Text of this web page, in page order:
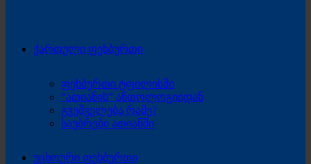
ქართული ფეხბურთი
ფეხბურთი ტფილისში
“ათიანის” ანთოლოგიიდან
გვეშველება რამე?
საუბრები ათიანში
უცხოური ფეხბურთი